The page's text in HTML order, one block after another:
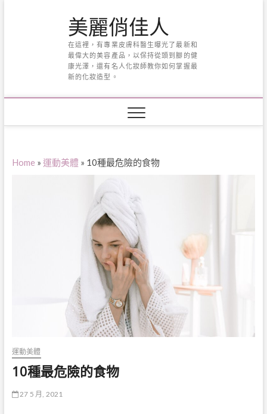
美麗俏佳人
在這裡，有專業皮膚科醫生曝光了最新和
最偉大的美容產品，以保持從頭到腳的健
康光澤，還有名人化妝師教你如何掌握最
新的化妝造型。
Home » 運動美體 » 10種最危險的食物
運動美體
10種最危險的食物
27 5 月, 2021